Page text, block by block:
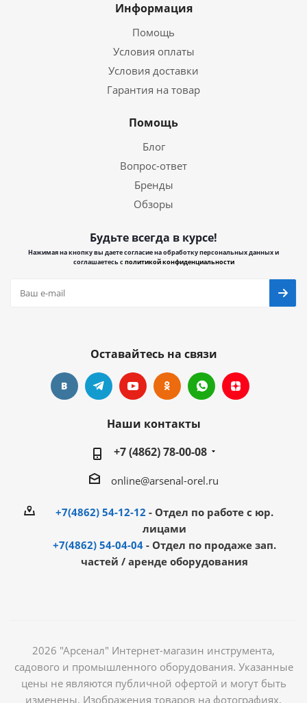
Информация
Помощь
Условия оплаты
Условия доставки
Гарантия на товар
Помощь
Блог
Вопрос-ответ
Бренды
Обзоры
Будьте всегда в курсе!
Нажимая на кнопку вы даете согласие на обработку персональных данных и
соглашаетесь сполитикой конфиденциальности
Оставайтесь на связи
Наши контакты
+7 (4862) 78-00-08
online@arsenal-orel.ru
+7(4862) 54-12-12 - Отдел по работе с юр.
лицами
+7(4862) 54-04-04 - Отдел по продаже зап.
частей / аренде оборудования
2026 "Арсенал" Интернет-магазин инструмента,
садового и промышленного оборудования. Указанные
цены не являются публичной офертой и могут быть
изменены. Изображения товаров на фотографиях,